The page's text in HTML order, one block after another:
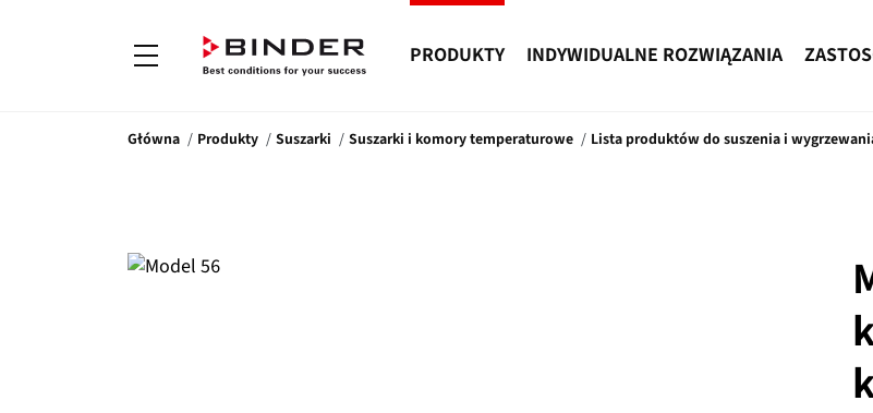
PRODUKTY INDYWIDUALNE ROZWIĄZANIA
Główna Produkty Suszarki Suszarki i komory temperaturowe Lista produktów do suszenia i